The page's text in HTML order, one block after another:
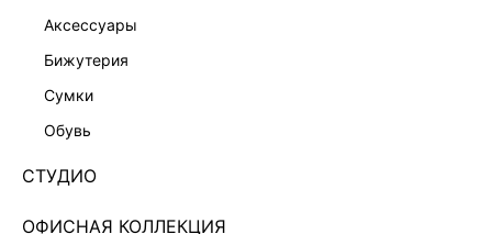
аксессуары
бижутерия
сумки
обувь
СТУДИО
ОФИСНАЯ КОЛЛЕКЦИЯ
Нет в наличии
ЦВЕТ:СЕРЫЙ